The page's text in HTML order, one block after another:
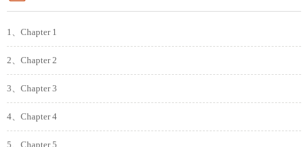
1、Chapter 1
2、Chapter 2
3、Chapter 3
4、Chapter 4
5、Chapter 5